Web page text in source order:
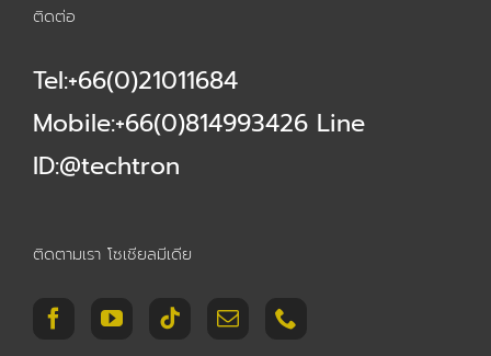
ติดต่อ
Tel:+66(0)21011684
Mobile:+66(0)814993426 Line
ID:@techtron
ติดตามเรา โซเชียลมีเดีย